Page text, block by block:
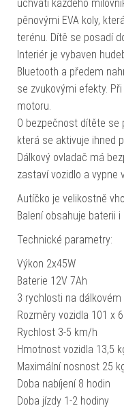
uchvátí každého
pěnovými EVA koly,
terénu. Dítě se posadí
Interiér je vybaven
Bluetooth a předem
se zvukovými efekty.
motoru.
O bezpečnost dítěte se
která se aktivuje ihned
Dálkový ovladač má
zastaví vozidlo a vypne
Autíčko je velikostně
Balení obsahuje baterii i
Technické parametry:
Výkon 2x45W
Baterie 12V 7Ah
3 rychlosti na dálkovém
Rozměry vozidla 101 x
Rychlost 3-5 km/h
Hmotnost vozidla 13,5
Maximální nosnost 25
Doba nabíjení 8 hodin
Doba jízdy 1-2 hodiny